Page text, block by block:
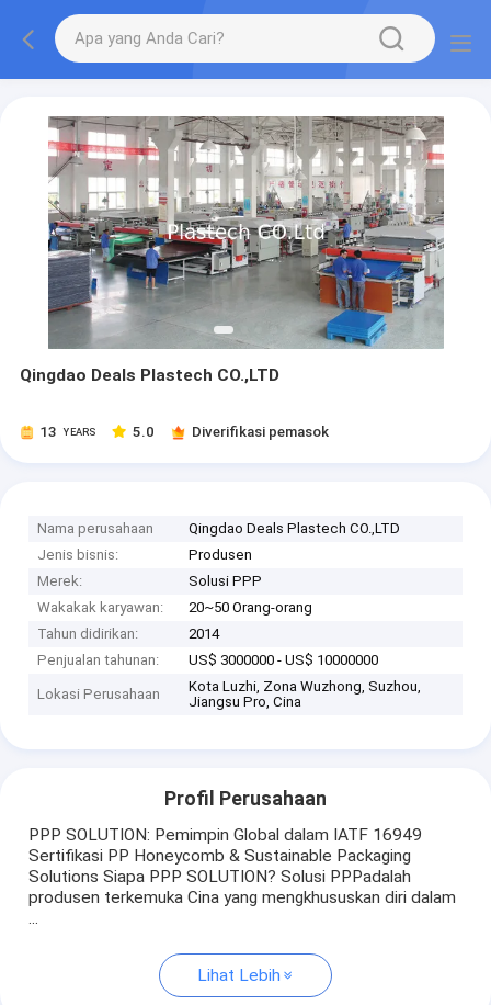
Qingdao Deals Plastech CO.,LTD
13 YEARS 5.0 Diverifikasi pemasok
Nama perusahaan
Qingdao Deals Plastech CO.,LTD
Jenis bisnis:
Produsen
Merek:
Solusi PPP
Wakakak karyawan:
20~50 Orang-orang
Tahun didirikan:
2014
Penjualan tahunan:
US$ 3000000 - US$ 10000000
Lokasi Perusahaan
Kota Luzhi, Zona Wuzhong, Suzhou,
Jiangsu Pro, Cina
Profil Perusahaan
PPP SOLUTION: Pemimpin Global dalam IATF 16949
Sertifikasi PP Honeycomb & Sustainable Packaging
Solutions Siapa PPP SOLUTION? Solusi PPPadalah
produsen terkemuka Cina yang mengkhususkan diri dalam
...
Lihat Lebih